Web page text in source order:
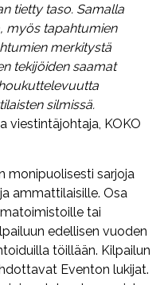
tietty taso. Samalla
myös tapahtumien
merkitystä
tekijöiden saamat
silmissä.
viestintäjohtaja, KOKO
monipuolisesti sarjoja
ammattilaisille. Osa
tai
edellisen vuoden
töillään. Kilpailun
Eventon lukijat.